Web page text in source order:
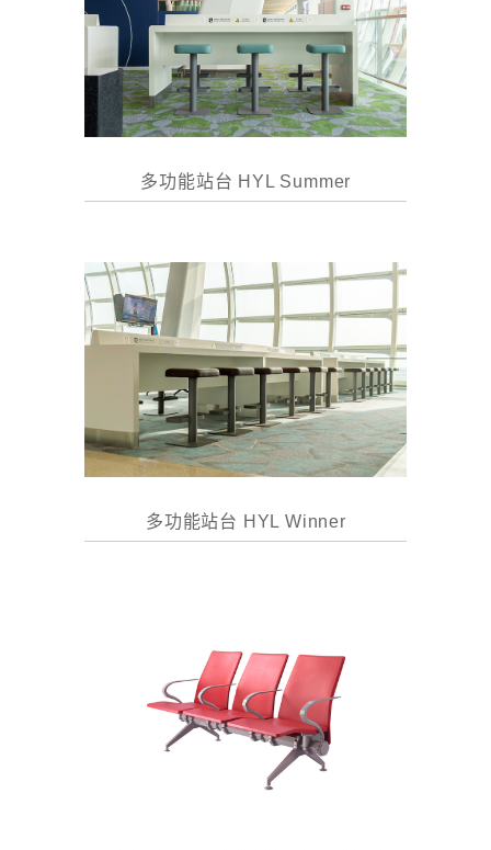
多功能站台 HYL Summer
多功能站台 HYL Winner